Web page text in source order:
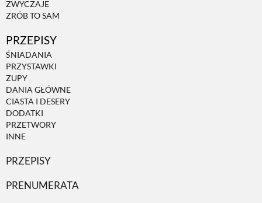
ZWYCZAJE
ZRÓB TO SAM
PRZEPISY
ŚNIADANIA
PRZYSTAWKI
ZUPY
DANIA GŁÓWNE
CIASTA I DESERY
DODATKI
PRZETWORY
INNE
PRZEPISY
PRENUMERATA